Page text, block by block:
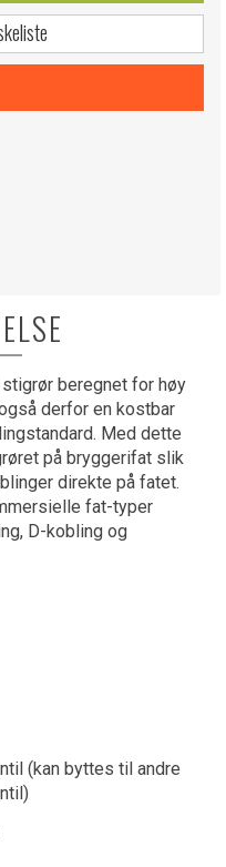
beregnet for høy
derfor en kostbar
Med dette
på bryggerifat slik
direkte på fatet.
fat-typer
D-kobling og
(kan byttes til andre